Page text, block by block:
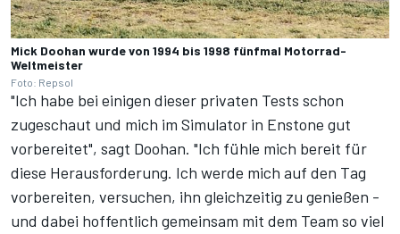
Mick Doohan wurde von 1994 bis 1998 fünfmal Motorrad-
Weltmeister
Foto: Repsol
"Ich habe bei einigen dieser privaten Tests schon
zugeschaut und mich im Simulator in Enstone gut
vorbereitet", sagt Doohan. "Ich fühle mich bereit für
diese Herausforderung. Ich werde mich auf den Tag
vorbereiten, versuchen, ihn gleichzeitig zu genießen -
und dabei hoffentlich gemeinsam mit dem Team so viel